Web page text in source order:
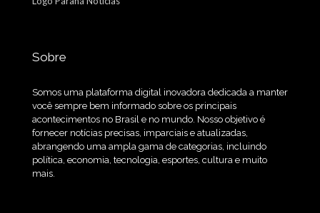
Sobre
Somos uma plataforma digital inovadora dedicada a manter
você sempre bem informado sobre os principais
acontecimentos no Brasil e no mundo. Nosso objetivo é
fornecer notícias precisas, imparciais e atualizadas,
abrangendo uma ampla gama de categorias, incluindo
política, economia, tecnologia, esportes, cultura e muito
mais.